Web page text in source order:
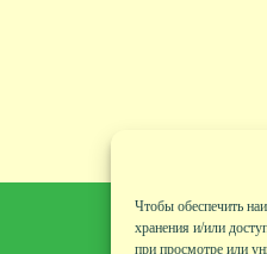
Чтобы обеспечить
хранения и/или
при просмотре или